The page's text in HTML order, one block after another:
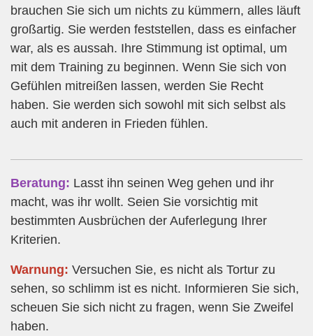
brauchen Sie sich um nichts zu kümmern, alles läuft
großartig. Sie werden feststellen, dass es einfacher
war, als es aussah. Ihre Stimmung ist optimal, um
mit dem Training zu beginnen. Wenn Sie sich von
Gefühlen mitreißen lassen, werden Sie Recht
haben. Sie werden sich sowohl mit sich selbst als
auch mit anderen in Frieden fühlen.
Beratung: Lasst ihn seinen Weg gehen und ihr
macht, was ihr wollt. Seien Sie vorsichtig mit
bestimmten Ausbrüchen der Auferlegung Ihrer
Kriterien.
Warnung: Versuchen Sie, es nicht als Tortur zu
sehen, so schlimm ist es nicht. Informieren Sie sich,
scheuen Sie sich nicht zu fragen, wenn Sie Zweifel
haben.